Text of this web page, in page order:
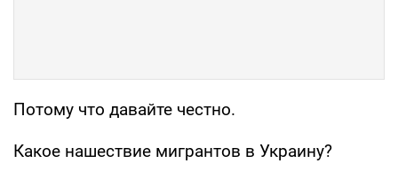
Потому что давайте честно.
Какое нашествие мигрантов в Украину?